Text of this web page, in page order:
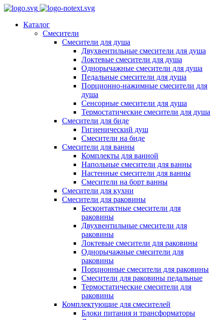
Каталог
Смесители
Смесители для душа
Двухвентильные смесители для душа
Локтевые смесители для душа
Однорычажные смесители для душа
Педальные смесители для душа
Порционно-нажимные смесители для
душа
Сенсорные смесители для душа
Термостатические смесители для душа
Смесители для биде
Гигиенический душ
Смесители на биде
Смесители для ванны
Комплекты для ванной
Напольные смесители для ванны
Настенные смесители для ванны
Смесители на борт ванны
Смесители для кухни
Смесители для раковины
Бесконтактные смесители для
раковины
Двухвентильные смесители для
раковины
Локтевые смесители для раковины
Однорычажные смесители для
раковины
Порционные смесители для раковины
Смесители для раковины педальные
Термостатические смесители для
раковины
Комплектующие для смесителей
Блоки питания и трансформаторы